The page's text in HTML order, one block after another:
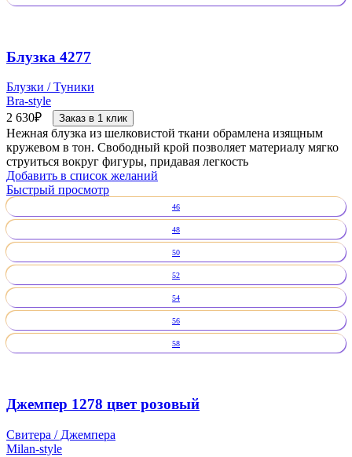
Блузка 4277
Блузки / Туники
Bra-style
2 630₽ Заказ в 1 клик
Нежная блузка из шелковистой ткани обрамлена изящным
кружевом в тон. Свободный крой позволяет материалу мягко
струиться вокруг фигуры, придавая легкость
Добавить в список желаний
Быстрый просмотр
46
48
50
52
54
56
58
Джемпер 1278 цвет розовый
Свитера / Джемпера
Milan-style